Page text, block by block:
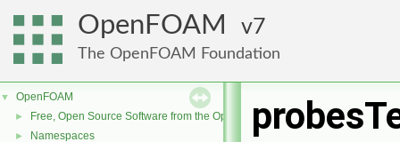
OpenFOAM 7
The OpenFOAM Foundation
▼ OpenFOAM
► Free, Open Source Software from the OpenFOAM Foundation
► Namespaces